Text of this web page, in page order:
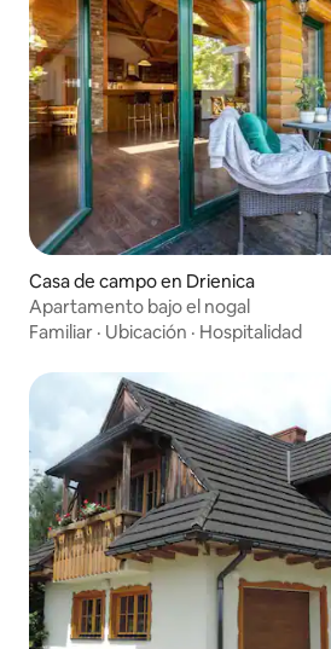
Casa de campo en Drienica
Apartamento bajo el nogal
Familiar · Ubicación · Hospitalidad